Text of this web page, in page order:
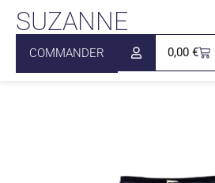
SUZANNE
COMMANDER 0,00 €